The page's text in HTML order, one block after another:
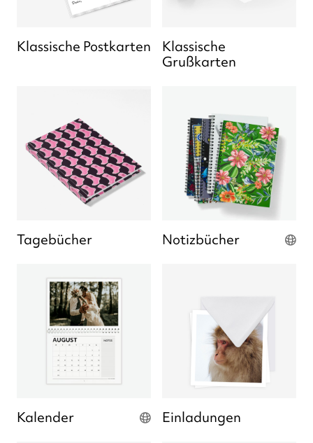
Klassische Postkarten
Klassische
Grußkarten
Tagebücher Notizbücher
Kalender Einladungen